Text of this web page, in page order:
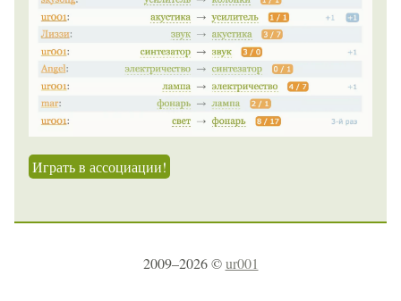
Играть в ассоциации!
2009–2026 ©ur001